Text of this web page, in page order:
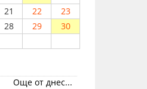
21 22
23
28 29
30
Още от днес...